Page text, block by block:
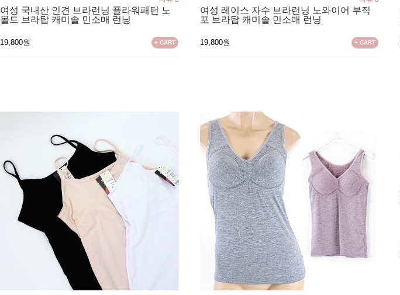
여성 국내산 인견 브라런닝 플라워패턴 노
몰드 브라탑 캐미솔 민소매 런닝
19,800원 + CART
여성 레이스 자수 브라런닝 노와이어 부직
포 브라탑 캐미솔 민소매 런닝
19,800원 + CART